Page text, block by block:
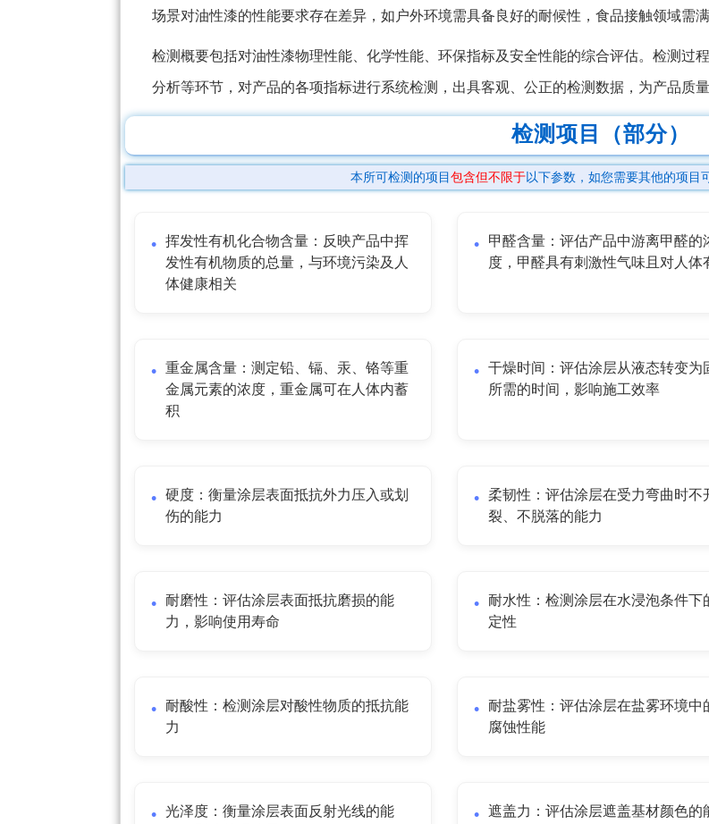
场景对油性漆的性能要求存在差异，如户外环境需具备良好的耐候性，食品接触领域需
检测概要包括对油性漆物理性能、化学性能、环保指标及安全性能的综合评估。检测过
分析等环节，对产品的各项指标进行系统检测，出具客观、公正的检测数据，为产品质
检测项目（部分）
本所可检测的项目 包含但不限于以下参数，如您需要其他的项目
挥发性有机化合物含量：反映产品中挥
发性有机物质的总量，与环境污染及人
体健康相关
甲醛含量：评估产品中游离甲醛的
度，甲醛具有刺激性气味且对人体
重金属含量：测定铅、镉、汞、铬等重
金属元素的浓度，重金属可在人体内蓄
积
干燥时间：评估涂层从液态转变为
所需的时间，影响施工效率
硬度：衡量涂层表面抵抗外力压入或划
伤的能力
柔韧性：评估涂层在受力弯曲时不
裂、不脱落的能力
耐磨性：评估涂层表面抵抗磨损的能
力，影响使用寿命
耐水性：检测涂层在水浸泡条件下
定性
耐酸性：检测涂层对酸性物质的抵抗能
力
耐盐雾性：评估涂层在盐雾环境中
腐蚀性能
光泽度：衡量涂层表面反射光线的能
遮盖力：评估涂层遮盖基材颜色的